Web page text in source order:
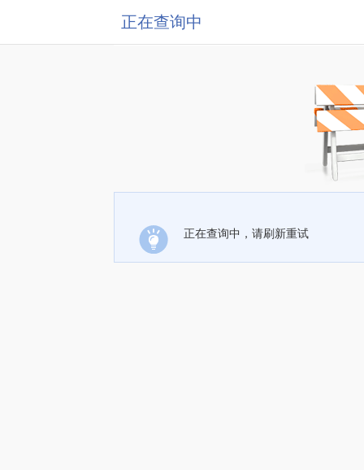
正在查询中
正在查询中，请刷新重试